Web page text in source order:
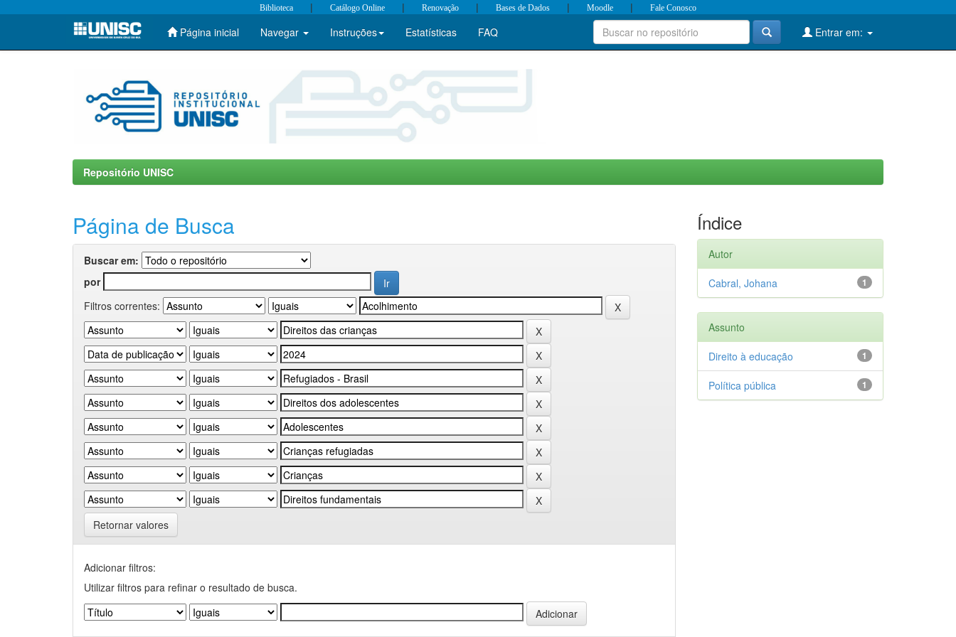
Skip
Biblioteca | Catálogo Online | Renovação | Bases de Dados | Moodle | Fale Conosco
Página inicial Navegar Instruções Estatísticas FAQ Entrar em:
Repositório UNISC
Página de Busca
Buscar em:
por
Filtros correntes:
Retornar valores
Adicionar filtros:
Utilizar filtros para refinar o resultado de busca.
Índice
Autor
1
Cabral, Johana
Assunto
1
Direito à educação
1
Política pública